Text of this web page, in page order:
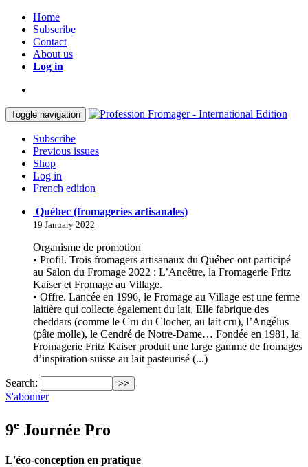
Home
Subscribe
Contact
About us
Log in
Toggle navigation
Subscribe
Previous issues
Shop
Log in
French edition
Québec (fromageries artisanales)
19 January 2022
Organisme de promotion
• Profil. Trois fromagers artisanaux du Québec ont participé
au Salon du Fromage 2022 : L’Ancêtre, la Fromagerie Fritz
Kaiser et Fromage au Village.
• Offre. Lancée en 1996, le Fromage au Village est une ferme
laitière qui collecte également du lait. Elle fabrique des
cheddars (comme le Cru du Clocher, au lait cru), l’Angélus
(pâte molle), le Cendré de Notre-Dame… Fondée en 1981, la
Fromagerie Fritz Kaiser produit une large gamme de fromages
d’inspiration suisse au lait pasteurisé (...)
Search:
S'abonner
9e Journée Pro
L'éco-conception en pratique